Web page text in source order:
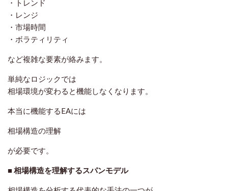
・トレンド
・レンジ
・市場時間
・ボラティリティ
など複雑な要素が絡みます。
単純なロジックでは
相場環境が変わると機能しなくなります。
本当に機能するEAには
相場構造の理解
が必要です。
■ 相場構造を理解するスパンモデル